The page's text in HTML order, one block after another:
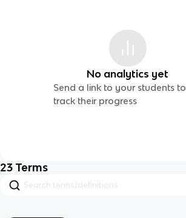
No analytics yet
Send a link to your students to
track their progress
23 Terms